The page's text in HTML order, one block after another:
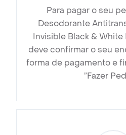
Para pagar o seu
Desodorante
Invisible Black & White
deve confirmar o seu
forma de pagamento e
”Fazer